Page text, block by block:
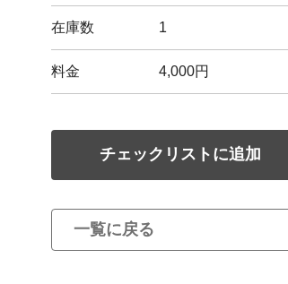
在庫数 1
料金 4,000円
チェックリストに追加
一覧に戻る